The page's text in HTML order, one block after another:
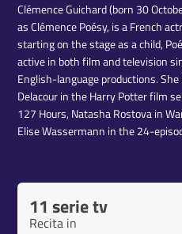
Clémence Guichard (born 30
as Clémence Poésy, is a French
starting on the stage as a child,
active in both film and television
English-language productions.
Delacour in the Harry Potter film
127 Hours, Natasha Rostova in
Elise Wassermann in the 24-
11 serie tv
Recita in